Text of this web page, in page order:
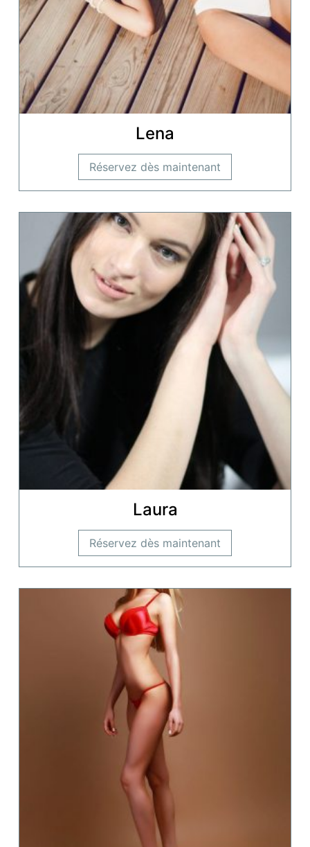
Lena
Réservez dès maintenant
Laura
Réservez dès maintenant